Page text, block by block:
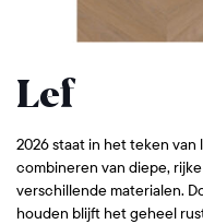
Lef
2026 staat in het teken
combineren van diepe,
verschillende materialen.
houden blijft het geheel